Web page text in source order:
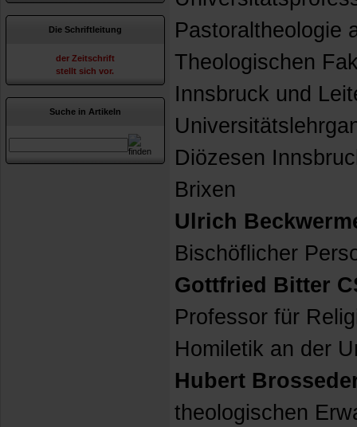
Die Schriftleitung
der Zeitschrift
stellt sich vor.
Suche in Artikeln
Pastoraltheologie
Theologischen
Innsbruck und
Diözesen
Brixen
Ulrich
Bischöflicher
Gottfried Bitter
Professor für
Homiletik an der
Hubert
theologischen